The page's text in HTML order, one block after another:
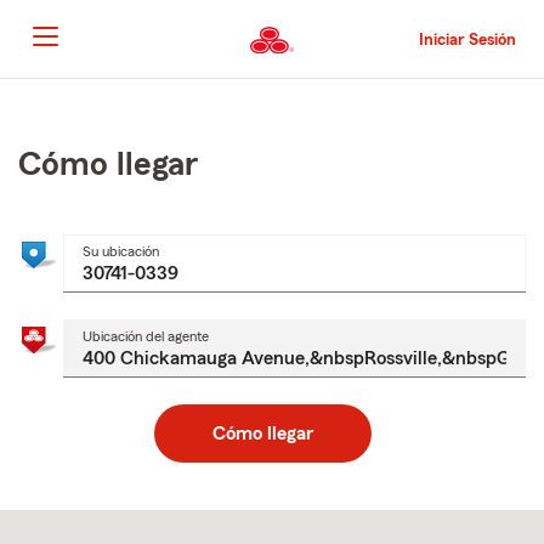
al
contenido
principal
Iniciar Sesión
principal
Cómo llegar
Su ubicación
Ubicación del agente
Cómo llegar
to